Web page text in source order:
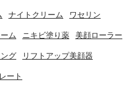
ナイトクリーム ワセリン
ム ニキビ塗り薬 美顔ローラー
グ リフトアップ美顔器
ート